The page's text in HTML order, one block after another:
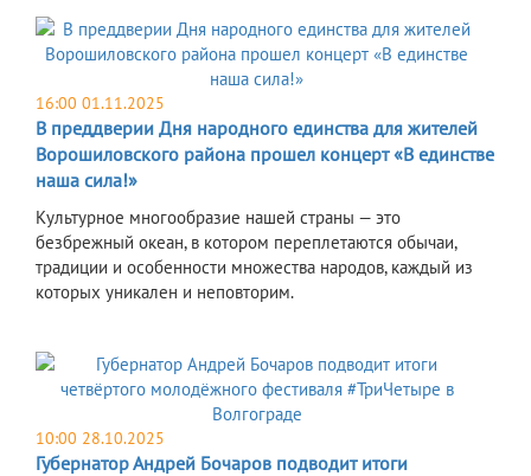
16:00 01.11.2025
В преддверии Дня народного единства для жителей
Ворошиловского района прошел концерт «В единстве
наша сила!»
Культурное многообразие нашей страны — это
безбрежный океан, в котором переплетаются обычаи,
традиции и особенности множества народов, каждый из
которых уникален и неповторим.
10:00 28.10.2025
Губернатор Андрей Бочаров подводит итоги